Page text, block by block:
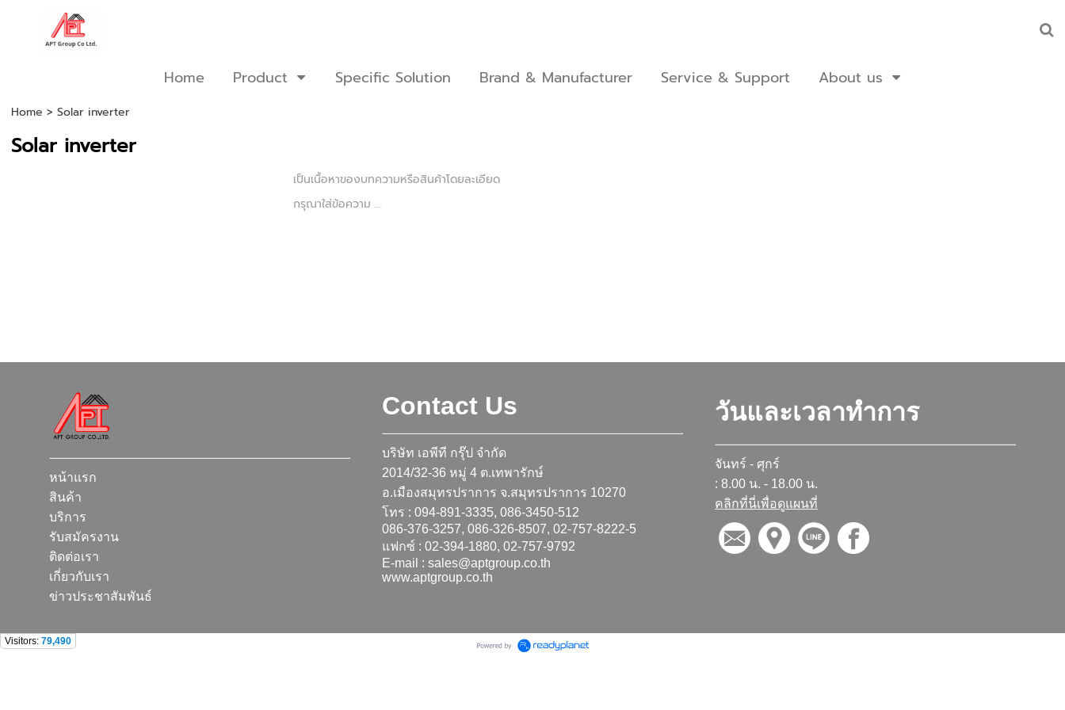
Home Product Specific Solution Brand & Manufacturer Service & Support About us
Home > Solar inverter
Solar inverter
เป็นเนื้อหาของบทความหรือสินค้าโดยละเอียด
กรุณาใส่ข้อความ …
หน้าแรก
สินค้า
บริการ
รับสมัครงาน
ติดต่อเรา
เกี่ยวกับเรา
ข่าวประชาสัมพันธ์
Contact Us
บริษัท เอพีที กรุ๊ป จำกัด
2014/32-36 หมู่ 4 ต.เทพารักษ์
อ.เมืองสมุทรปราการ จ.สมุทรปราการ 10270
โทร : 094-891-3335, 086-3450-512
086-376-3257, 086-326-8507, 02-757-8222-5
แฟกซ์ : 02-394-1880, 02-757-9792
E-mail : sales@aptgroup.co.th
www.aptgroup.co.th
วันและเวลาทำการ
จันทร์ - ศุกร์
: 8.00 น. - 18.00 น.
คลิกที่นี่เพื่อดูแผนที่
Visitors: 79,490